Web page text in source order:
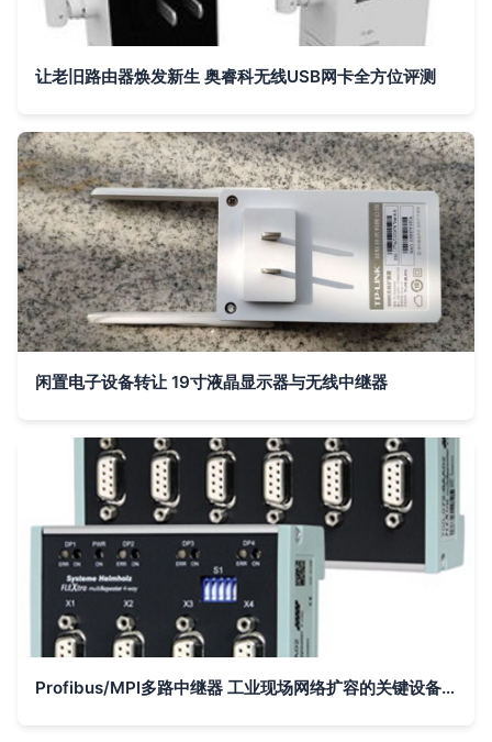
让老旧路由器焕发新生 奥睿科无线USB网卡全方位评测
闲置电子设备转让 19寸液晶显示器与无线中继器
Profibus/MPI多路中继器 工业现场网络扩容的关键设备解析